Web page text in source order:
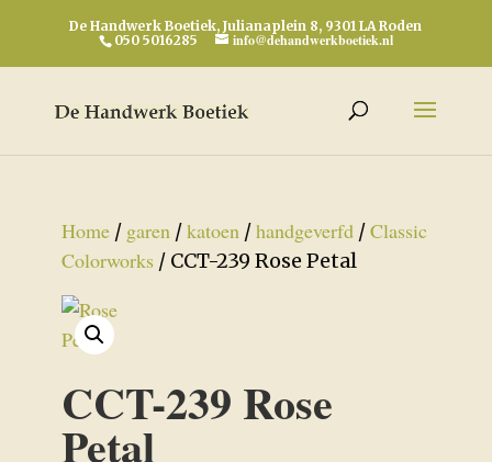
De Handwerk Boetiek, Julianaplein 8, 9301 LA Roden
050 5016285
info@dehandwerkboetiek.nl
Home/ garen/katoen/handgeverfd/Classic
Colorworks / CCT-239 Rose Petal
CCT-239 Rose
Petal